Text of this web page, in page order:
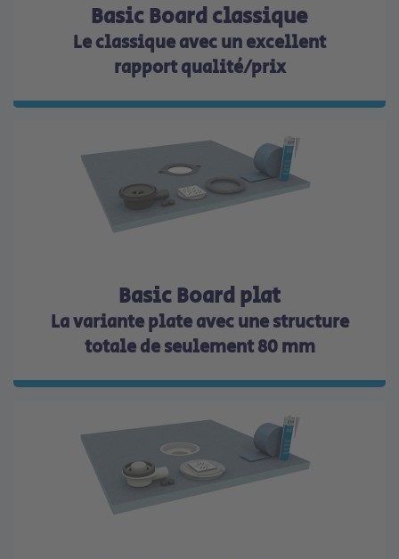
Basic Board classique
Le classique avec un excellent
rapport qualité/prix
Basic Board plat
La variante plate avec une structure
totale de seulement 80 mm